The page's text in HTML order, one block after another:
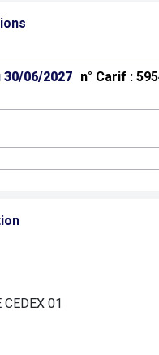
30/06/2027 n° Carif :
01